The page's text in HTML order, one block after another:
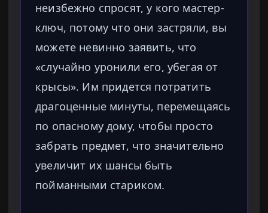
неизбежно спросят, у кого мастер-
ключ, потому что они застряли, вы
можете невинно заявить, что
«случайно уронили его, убегая от
крысы». Им придется потратить
драгоценные минуты, перемещаясь
по опасному дому, чтобы просто
забрать предмет, что значительно
увеличит их шансы быть
пойманными стариком.